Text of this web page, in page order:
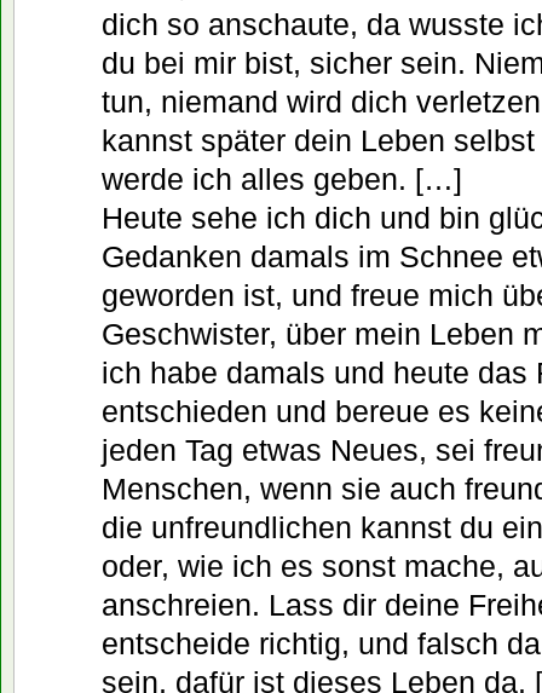
dich so anschaute, da wusste
du bei mir bist, sicher sein.
tun, niemand wird dich
kannst später dein Leben
werde ich alles geben. […]
Heute sehe ich dich und bin
Gedanken damals im Schnee
geworden ist, und freue mich
Geschwister, über mein Leben
ich habe damals und heute das
entschieden und bereue es
jeden Tag etwas Neues, sei
Menschen, wenn sie auch
die unfreundlichen kannst du
oder, wie ich es sonst mache,
anschreien. Lass dir deine
entscheide richtig, und falsch
sein, dafür ist dieses Leben